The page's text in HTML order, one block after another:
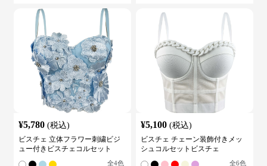
¥5,780 (税込)
ビスチェ 立体フラワー刺繍ビジ
ュー付きビスチェコルセット
全4色
¥5,100 (税込)
ビスチェ チェーン装飾付きメッ
シュコルセットビスチェ
全6色